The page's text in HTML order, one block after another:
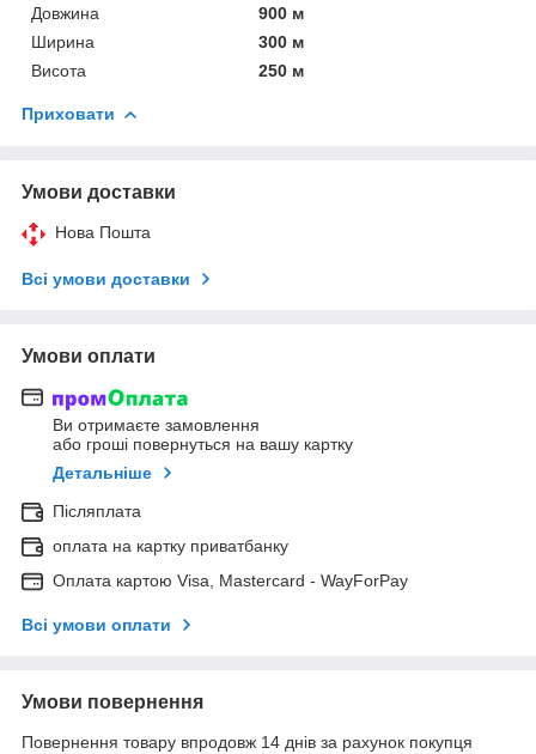
Довжина
900 м
Ширина
300 м
Висота
250 м
Приховати
Умови доставки
Нова Пошта
Всі умови доставки
Умови оплати
Ви отримаєте замовлення
або гроші повернуться на вашу картку
Детальніше
Післяплата
оплата на картку приватбанку
Оплата картою Visa, Mastercard - WayForPay
Всі умови оплати
Умови повернення
Повернення товару впродовж 14 днів за рахунок покупця